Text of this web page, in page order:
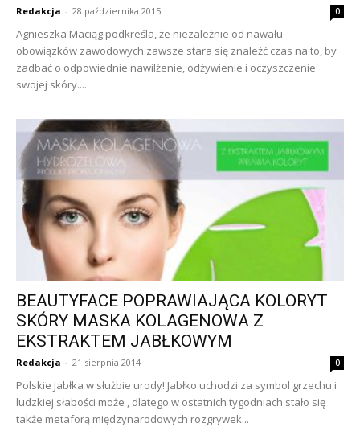
Redakcja - 28 października 2015 0
Agnieszka Maciąg podkreśla, że niezależnie od nawału
obowiązków zawodowych zawsze stara się znaleźć czas na to, by
zadbać o odpowiednie nawilżenie, odżywienie i oczyszczenie
swojej skóry....
BEAUTYFACE POPRAWIAJĄCA KOLORYT
SKÓRY MASKA KOLAGENOWA Z
EKSTRAKTEM JABŁKOWYM
Redakcja - 21 sierpnia 2014 0
Polskie Jabłka w służbie urody! Jabłko uchodzi za symbol grzechu i
ludzkiej słabości może , dlatego w ostatnich tygodniach stało się
także metaforą międzynarodowych rozgrywek...